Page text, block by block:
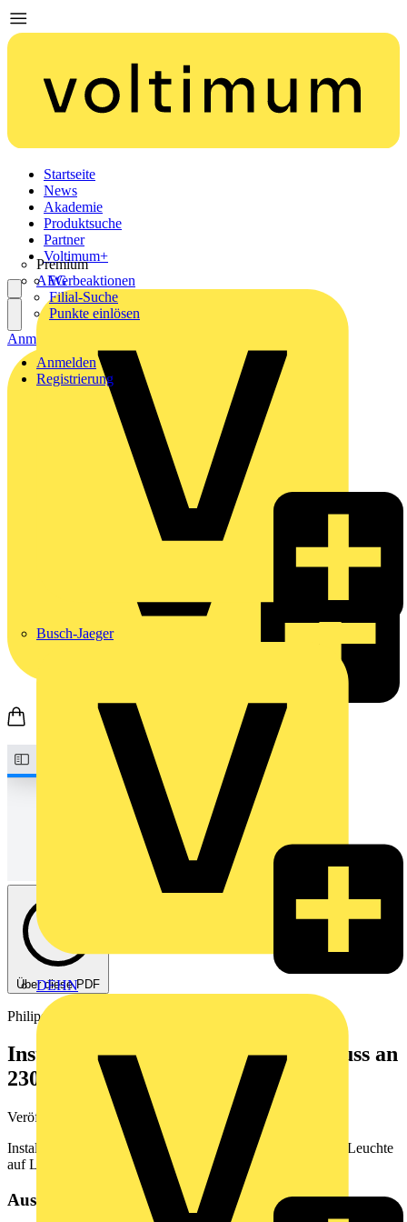
Startseite
News
Akademie
Produktsuche
Partner
Premium
AEG
Busch-Jaeger
DEHN
Voltimum+
Werbeaktionen
Filial-Suche
Punkte einlösen
Anmelden
Registrierung
Anmelden
Über diese PDF
Philips
Installationsanleitung: Direktanschluss an
230V
Veröffentlicht: 5. Februar 2024
· Kategorie: Broschüre
Installationsanleitung zum Umrüsten einer konventionellen Leuchte
auf LED-Lampe an 230V
Aus diesem Dokument